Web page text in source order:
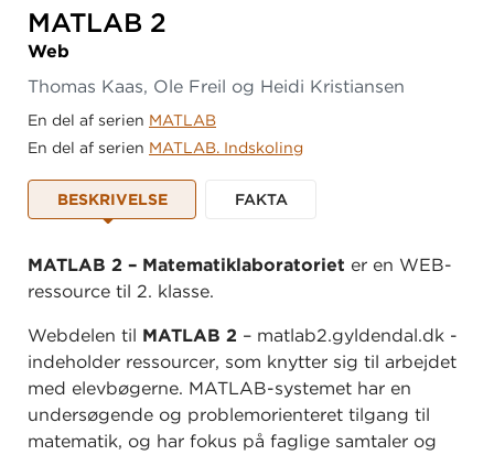
MATLAB 2
Web
Thomas Kaas, Ole Freil og Heidi Kristiansen
En del af serien MATLAB
En del af serien MATLAB. Indskoling
BESKRIVELSE FAKTA
MATLAB 2 – Matematiklaboratoriet er en WEB-
ressource til 2. klasse.
Webdelen til MATLAB 2 – matlab2.gyldendal.dk -
indeholder ressourcer, som knytter sig til arbejdet
med elevbøgerne. MATLAB-systemet har en
undersøgende og problemorienteret tilgang til
matematik, og har fokus på faglige samtaler og